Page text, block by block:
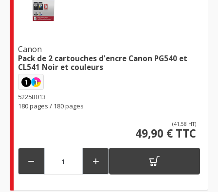
Canon
Pack de 2 cartouches d'encre Canon PG540 et
CL541 Noir et couleurs
1 1
5225B013
180 pages / 180 pages
(41,58 HT)
49,90 € TTC
 